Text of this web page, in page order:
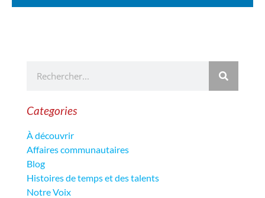
Categories
À découvrir
Affaires communautaires
Blog
Histoires de temps et des talents
Notre Voix